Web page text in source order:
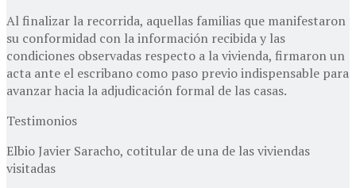
Al finalizar la recorrida, aquellas familias que manifestaron
su conformidad con la información recibida y las
condiciones observadas respecto a la vivienda, firmaron un
acta ante el escribano como paso previo indispensable para
avanzar hacia la adjudicación formal de las casas.
Testimonios
Elbio Javier Saracho, cotitular de una de las viviendas
visitadas